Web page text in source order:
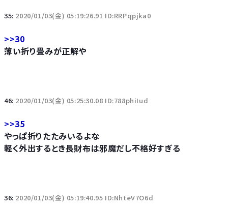
35: 2020/01/03(金) 05:19:26.91 ID:RRPqpjka0
>>30
薄い折り畳みが正解や
46: 2020/01/03(金) 05:25:30.08 ID:788phiIud
>>35
やっぱ折りたたみいるよな
軽く外出するとき長財布は邪魔だし不格好すぎる
36: 2020/01/03(金) 05:19:40.95 ID:NhteV7O6d